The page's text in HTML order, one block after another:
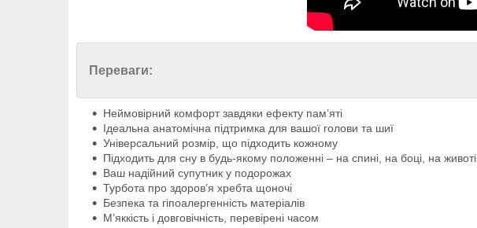
Переваги:
Неймовірний комфорт завдяки ефекту пам’яті
Ідеальна анатомічна підтримка для вашої голови та шиї
Універсальний розмір, що підходить кожному
Підходить для сну в будь-якому положенні – на спині, на боці, на животі
Ваш надійний супутник у подорожах
Турбота про здоров’я хребта щоночі
Безпека та гіпоалергенність матеріалів
М’яккість і довговічність, перевірені часом